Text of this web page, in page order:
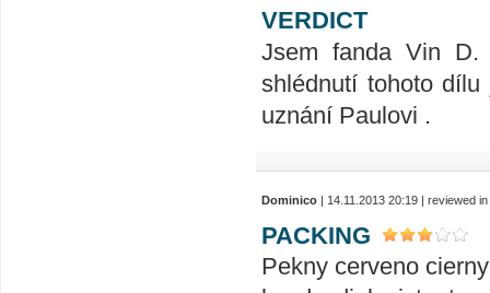
VERDICT
Jsem fanda Vin
shlédnutí tohoto
uznání Paulovi .
Dominico | 14.11.2013 20:19 | reviewed
PACKING
Pekny cerveno